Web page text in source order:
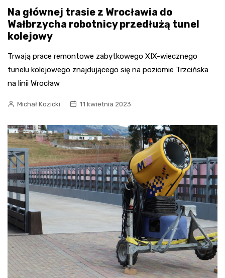
Na głównej trasie z Wrocławia do
Wałbrzycha robotnicy przedłużą tunel
kolejowy
Trwają prace remontowe zabytkowego XIX-wiecznego
tunelu kolejowego znajdującego się na poziomie Trzcińska
na linii Wrocław
Michał Kozicki 11 kwietnia 2023